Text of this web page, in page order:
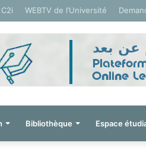
C2i WEBTV de l’Université
Bibliothèque Espace